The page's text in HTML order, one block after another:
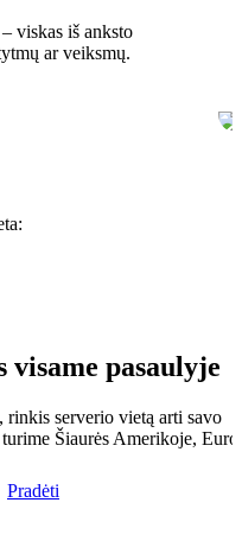
viskas iš anksto
ar veiksmų.
visame pasaulyje
serverio vietą arti savo
Šiaurės Amerikoje,
Pradėti